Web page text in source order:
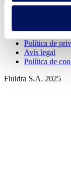
Política de
Avís legal
Política de
Fluidra S.A. 2025